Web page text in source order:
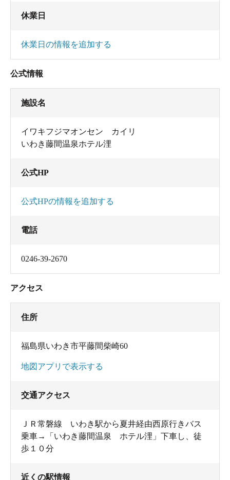
休業日
休業日の情報を追加する
公式情報
施設名
イワキフジマオンセン カイリ
いわき藤間温泉ホテル浬
公式HP
公式HPの情報を追加する
電話
0246-39-2670
アクセス
住所
福島県いわき市平藤間柴崎60
地図アプリで表示する
交通アクセス
ＪＲ常磐線 いわき駅から夏井経由西原行きバス
乗車→「いわき藤間温泉 ホテル浬」下車し、徒
歩１０分
近くの駅情報